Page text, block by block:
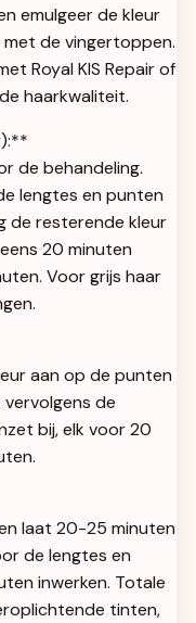
emulgeer de kleur
de vingertoppen.
Royal KIS Repair of
haarkwaliteit.
de behandeling.
lengtes en punten
de resterende kleur
20 minuten
Voor grijs haar
aan op de punten
de
bij, elk voor 20
laat 20-25 minuten
de lengtes en
inwerken. Totale
tinten,